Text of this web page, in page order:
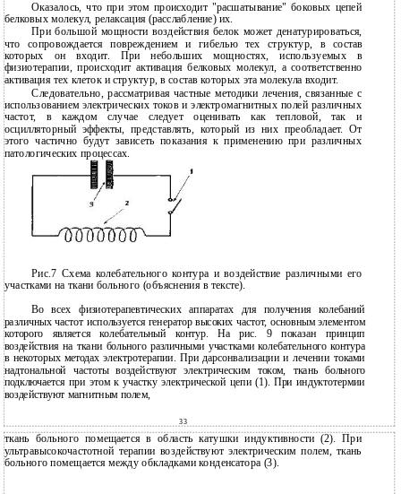
Оказалось, что при этом происходит "расшатывание" боковых цепей
белковых молекул, релаксация (расслабление) их.
При большой мощности воздействия белок может денатурироваться,
что сопровождается повреждением и гибелью тех структур, в состав
которых он входит. При небольших мощностях, используемых в
физиотерапии, происходит активация белковых молекул, а соответственно
активация тех клеток и структур, в состав которых эта молекула входит.
Следовательно, рассматривая частные методики лечения, связанные с
использованием электрических токов и электромагнитных полей различных
частот, в каждом случае следует оценивать как тепловой, так и
осцилляторный эффекты, представлять, который из них преобладает. От
этого частично будут зависеть показания к применению при различных
патологических процессах.
Рис.7 Схема колебательного контура и воздействие различными его
участками на ткани больного (объяснения в тексте).
Во всех физиотерапевтических аппаратах для получения колебаний
различных частот используется генератор высоких частот, основным элементом
которого является колебательный контур. На рис. 9 показан принцип
воздействия на ткани больного различными участками колебательного контура
в некоторых методах электротерапии. При дарсонвализации и лечении токами
надтональной частоты воздействуют электрическим током, ткань больного
подключается при этом к участку электрической цепи (1). При индуктотермии
воздействуют магнитным полем,
33
ткань больного помещается в область катушки индуктивности (2). При
ультравысокочастотной терапии воздействуют электрическим полем, ткань
больного помещается между обкладками конденсатора (3).